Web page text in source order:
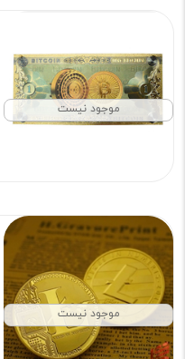
موجود نیست
موجود نیست